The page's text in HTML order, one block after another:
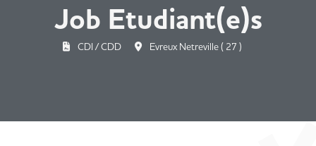
Job Etudiant(e)s
CDI / CDD Evreux Netreville ( 27 )